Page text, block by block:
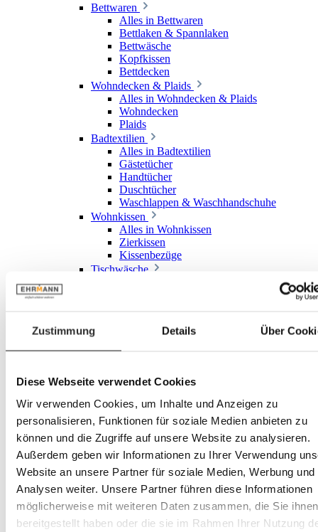
Zustimmung Details Über
Diese Webseite verwendet Cookies
Wir verwenden Cookies, um Inhalte und Anzeigen zu
personalisieren, Funktionen für soziale Medien anbieten zu
können und die Zugriffe auf unsere Website zu analysieren.
Außerdem geben wir Informationen zu Ihrer Verwendung
Website an unsere Partner für soziale Medien, Werbung und
Analysen weiter. Unsere Partner führen diese Informationen
möglicherweise mit weiteren Daten zusammen, die Sie ihnen
bereitgestellt haben oder die sie im Rahmen Ihrer Nutzung
Bettwaren
Alles in Bettwaren
Bettlaken & Spannlaken
Bettwäsche
Kopfkissen
Bettdecken
Wohndecken & Plaids
Alles in Wohndecken & Plaids
Wohndecken
Plaids
Badtextilien
Alles in Badtextilien
Gästetücher
Handtücher
Duschtücher
Waschlappen & Waschhandschuhe
Wohnkissen
Alles in Wohnkissen
Zierkissen
Kissenbezüge
Tischwäsche
Baby & Kinder
Alles in Baby & Kinder
Kinderschreibtische & Stühle
Schränke & Aufbewahrung
Kinderbetten
Jugendbetten
Hochbetten
Babymöbel
Alles in Babymöbel
Babybetten
Wickelkommoden
Kinderbettwaren
Kinderbesteck & Kindergeschirr